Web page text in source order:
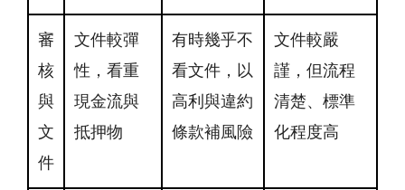
審
核
與
文
件
文件較彈
性，看重
現金流與
抵押物
有時幾乎不
看文件，以
高利與違約
條款補風險
文件較嚴
謹，但流程
清楚、標準
化程度高